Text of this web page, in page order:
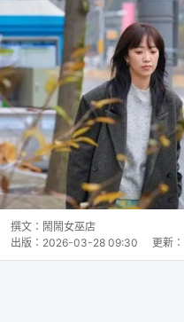
撰文： 鬧鬧女巫店
出版： 2026-03-28 09:30 更新：